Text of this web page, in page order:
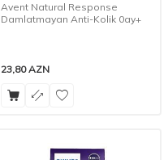
Avent Natural Response
Damlatmayan Anti-Kolik 0ay+
23,80AZN